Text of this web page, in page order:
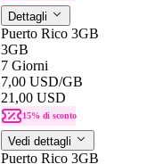
Dettagli
Puerto Rico 3GB
3GB
7 Giorni
7,00 USD/GB
21,00 USD
15% di sconto
Vedi dettagli
Puerto Rico 3GB